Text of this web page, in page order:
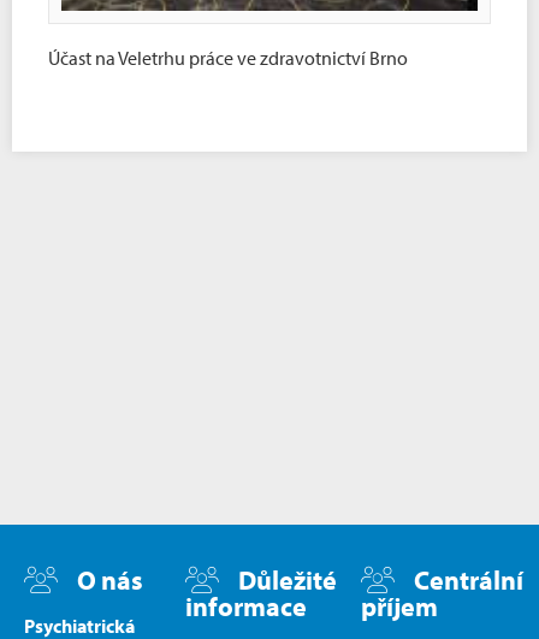
Účast na Veletrhu práce ve zdravotnictví Brno
O nás
Psychiatrická
Důležité
informace
Centrální
příjem